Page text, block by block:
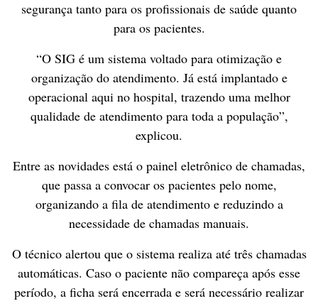
segurança tanto para os profissionais de saúde quanto
para os pacientes.
“O SIG é um sistema voltado para otimização e
organização do atendimento. Já está implantado e
operacional aqui no hospital, trazendo uma melhor
qualidade de atendimento para toda a população”,
explicou.
Entre as novidades está o painel eletrônico de chamadas,
que passa a convocar os pacientes pelo nome,
organizando a fila de atendimento e reduzindo a
necessidade de chamadas manuais.
O técnico alertou que o sistema realiza até três chamadas
automáticas. Caso o paciente não compareça após esse
período, a ficha será encerrada e será necessário realizar